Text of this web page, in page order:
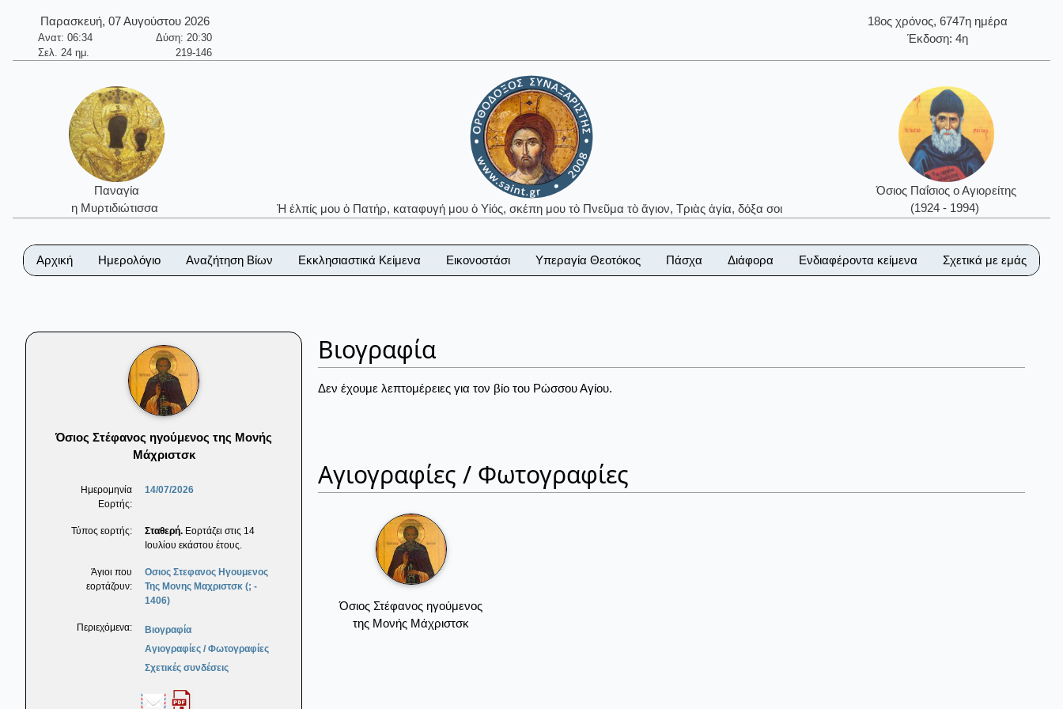
Παρασκευή, 07 Αυγούστου 2026
Ανατ: 06:34
Δύση: 20:30
Σελ. 24 ημ.
219-146
18ος χρόνος, 6747η ημέρα
Έκδοση: 4η
Παναγία
η Μυρτιδιώτισσα
Ἡ ἐλπίς μου ὁ Πατήρ, καταφυγή μου ὁ Υἱός, σκέπη μου τὸ Πνεῦμα τὸ ἅγιον, Τριὰς ἁγία, δόξα σοι
Όσιος Παΐσιος ο Αγιορείτης
(1924 - 1994)
Αρχική Ημερολόγιο Αναζήτηση Βίων Εκκλησιαστικά Κείμενα Εικονοστάσι Υπεραγία Θεοτόκος Πάσχα Διάφορα Ενδιαφέροντα κείμενα Σχετικά με εμάς
Όσιος Στέφανος ηγούμενος της Μονής
Μάχριστσκ
Ημερομηνία
Εορτής:
14/07/2026
Τύπος εορτής: Σταθερή. Εορτάζει στις 14
Ιουλίου εκάστου έτους.
Άγιοι που
εορτάζουν:
Οσιος Στεφανος Ηγουμενος
Της Μονης Μαχριστσκ (; -
1406)
Περιεχόμενα:
Βιογραφία
Αγιογραφίες / Φωτογραφίες
Σχετικές συνδέσεις
Βιογραφία
Δεν έχουμε λεπτομέρειες για τον βίο του Ρώσσου Αγίου.
Αγιογραφίες / Φωτογραφίες
Όσιος Στέφανος ηγούμενος
της Μονής Μάχριστσκ